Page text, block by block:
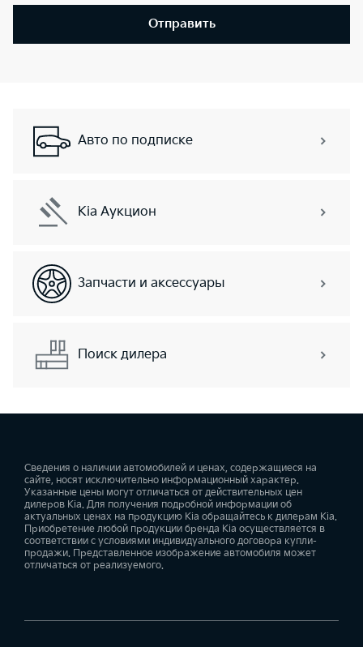
Отправить
Авто по подписке
Kia Аукцион
Запчасти и аксессуары
Поиск дилера
Сведения о наличии автомобилей и ценах, содержащиеся на
сайте, носят исключительно информационный характер.
Указанные цены могут отличаться от действительных цен
дилеров Kia. Для получения подробной информации об
актуальных ценах на продукцию Kia обращайтесь к дилерам Kia.
Приобретение любой продукции бренда Kia осуществляется в
соответствии с условиями индивидуального договора купли-
продажи. Представленное изображение автомобиля может
отличаться от реализуемого.